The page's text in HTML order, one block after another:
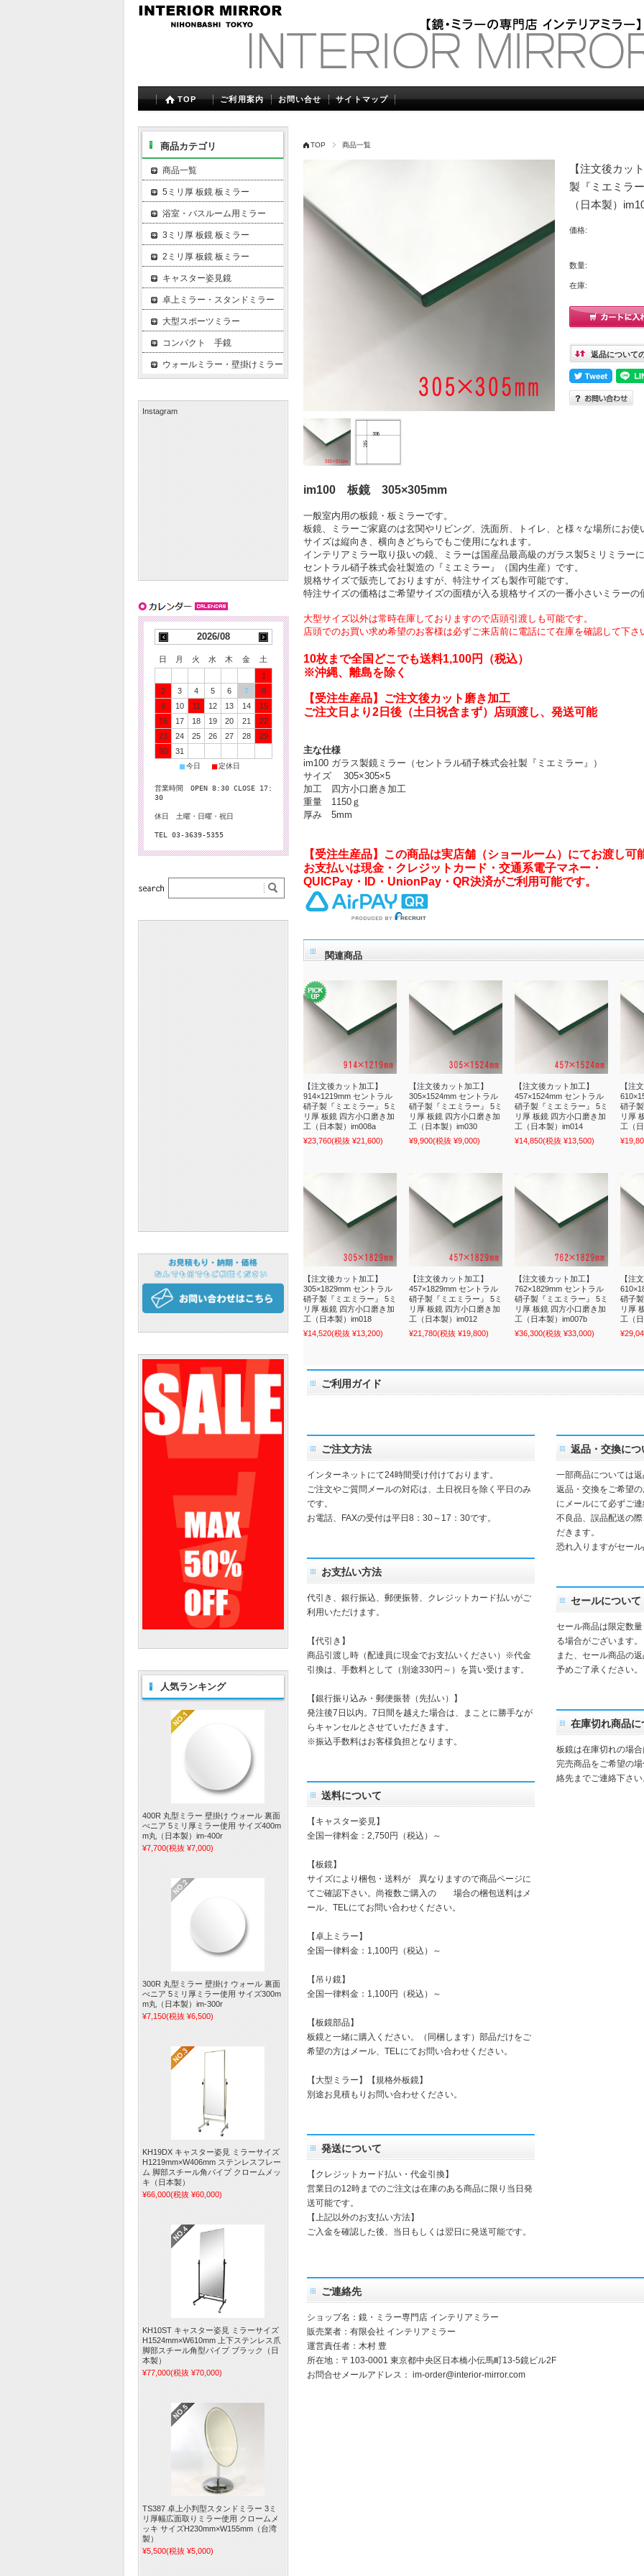
TOP ご利用案内 お問い合せ サイトマップ
TOP 商品一覧
【注文後カッ
製『ミエミラ
（日本製）
価格:
数量:
在庫:
返品について
im100 板鏡 305×305mm
一般室内用の板鏡・板ミラーです。
板鏡、ミラーご家庭のは玄関やリビング、洗面所、トイレ、と様々な場所にお使
サイズは縦向き、横向きどちらでもご使用になれます。
インテリアミラー取り扱いの鏡、ミラーは国産品最高級のガラス製5ミリミラー
セントラル硝子株式会社製造の『ミエミラー』（国内生産）です。
規格サイズで販売しておりますが、特注サイズも製作可能です。
特注サイズの価格はご希望サイズの面積が入る規格サイズの一番小さいミラー
大型サイズ以外は常時在庫しておりますので店頭引渡しも可能です。
店頭でのお買い求め希望のお客様は必ずご来店前に電話にて在庫を確認して下さ
10枚まで全国どこでも送料1,100円（税込）
※沖縄、離島を除く
【受注生産品】ご注文後カット磨き加工
ご注文日より2日後（土日祝含まず）店頭渡し、発送可能
主な仕様
im100 ガラス製鏡ミラー（セントラル硝子株式会社製『ミエミラー』）
サイズ 305×305×5
加工 四方小口磨き加工
重量 1150ｇ
厚み 5mm
【受注生産品】この商品は実店舗（ショールーム）にてお渡し可
お支払いは現金・クレジットカード・交通系電子マネー・
QUICPay・ID・UnionPay・QR決済がご利用可能です。
関連商品
【注文後カット加工】
914×1219mm セントラル
硝子製『ミエミラー』 5ミ
リ厚 板鏡 四方小口磨き加
工（日本製）im008a
¥23,760(税抜 ¥21,600)
【注文後カット加工】
305×1524mm セントラル
硝子製『ミエミラー』 5ミ
リ厚 板鏡 四方小口磨き加
工（日本製）im030
¥9,900(税抜 ¥9,000)
【注文後カット加工】
457×1524mm セントラル
硝子製『ミエミラー』 5ミ
リ厚 板鏡 四方小口磨き加
工（日本製）im014
¥14,850(税抜 ¥13,500)
【注
硝子
リ厚
工（
【注文後カット加工】
305×1829mm セントラル
硝子製『ミエミラー』 5ミ
リ厚 板鏡 四方小口磨き加
工（日本製）im018
¥14,520(税抜 ¥13,200)
【注文後カット加工】
457×1829mm セントラル
硝子製『ミエミラー』 5ミ
リ厚 板鏡 四方小口磨き加
工（日本製）im012
¥21,780(税抜 ¥19,800)
【注文後カット加工】
762×1829mm セントラル
硝子製『ミエミラー』 5ミ
リ厚 板鏡 四方小口磨き加
工（日本製）im007b
¥36,300(税抜 ¥33,000)
【注
硝子
リ厚
工（
ご利用ガイド
ご注文方法
インターネットにて24時間受け付けております。
ご注文やご質問メールの対応は、土日祝日を除く平日のみ
です。
お電話、FAXの受付は平日8：30～17：30です。
お支払い方法
代引き、銀行振込、郵便振替、クレジットカード払いがご
利用いただけます。
【代引き】
商品引渡し時（配達員に現金でお支払いください）※代金
引換は、手数料として（別途330円～）を貰い受けます。
【銀行振り込み・郵便振替（先払い）】
発注後7日以内。7日間を越えた場合は、まことに勝手なが
らキャンセルとさせていただきます。
※振込手数料はお客様負担となります。
送料について
【キャスター姿見】
全国一律料金：2,750円（税込）～
【板鏡】
サイズにより梱包・送料が 異なりますので商品ページに
てご確認下さい。尚複数ご購入の 場合の梱包送料はメ
ール、TELにてお問い合わせください。
【卓上ミラー】
全国一律料金：1,100円（税込）～
【吊り鏡】
全国一律料金：1,100円（税込）～
【板鏡部品】
板鏡と一緒に購入ください。（同梱します）部品だけをご
希望の方はメール、TELにてお問い合わせください。
【大型ミラー】【規格外板鏡】
別途お見積もりお問い合わせください。
発送について
【クレジットカード払い・代金引換】
営業日の12時までのご注文は在庫のある商品に限り当日発
送可能です。
【上記以外のお支払い方法】
ご入金を確認した後、当日もしくは翌日に発送可能です。
返品・交換につ
一部商品については
返品・交換をご希望
にメールにて必ずご
不良品、誤品配送の
だきます。
恐れ入りますがセー
セールについて
セール商品は限定数
る場合がございます。
また、セール商品の
予めご了承ください。
在庫切れ商品に
板鏡は在庫切れの場
完売商品をご希望の
絡先までご連絡下さい
ご連絡先
ショップ名：鏡・ミラー専門店 インテリアミラー
販売業者：有限会社 インテリアミラー
運営責任者：木村 豊
所在地：〒103-0001 東京都中央区日本橋小伝馬町13‐5鏡ビル2F
お問合せメールアドレス： im-order@interior-mirror.com
商品カテゴリ
商品一覧
5ミリ厚 板鏡 板ミラー
浴室・バスルーム用ミラー
3ミリ厚 板鏡 板ミラー
2ミリ厚 板鏡 板ミラー
キャスター姿見鏡
卓上ミラー・スタンドミラー
大型スポーツミラー
コンパクト 手鏡
ウォールミラー・壁掛けミラー
Instagram
2026/08
日 月 火 水 木 金
土
1
2
3 4 5 6 7
8
9
10 11 12 13 14
15
16
17 18 19 20 21
22
23
24 25 26 27 28
29
30
31
■今日 ■定休日
営業時間 OPEN 8:30 CLOSE 17:
30
休日 土曜・日曜・祝日
TEL 03-3639-5355
人気ランキング
400R 丸型ミラー 壁掛け ウォール 裏面
べニア 5ミリ厚ミラー使用 サイズ400m
m丸（日本製）im-400r
¥7,700(税抜 ¥7,000)
300R 丸型ミラー 壁掛け ウォール 裏面
べニア 5ミリ厚ミラー使用 サイズ300m
m丸（日本製）im-300r
¥7,150(税抜 ¥6,500)
KH19DX キャスター姿見 ミラーサイズ
H1219mm×W406mm ステンレスフレー
ム 脚部スチール角パイプ クロームメッ
キ（日本製）
¥66,000(税抜 ¥60,000)
KH10ST キャスター姿見 ミラーサイズ
H1524mm×W610mm 上下ステンレス爪
脚部スチール角型パイプ ブラック（日
本製）
¥77,000(税抜 ¥70,000)
TS387 卓上小判型スタンドミラー 3ミ
リ厚幅広面取りミラー使用 クロームメ
ッキ サイズH230mm×W155mm（台湾
製）
¥5,500(税抜 ¥5,000)